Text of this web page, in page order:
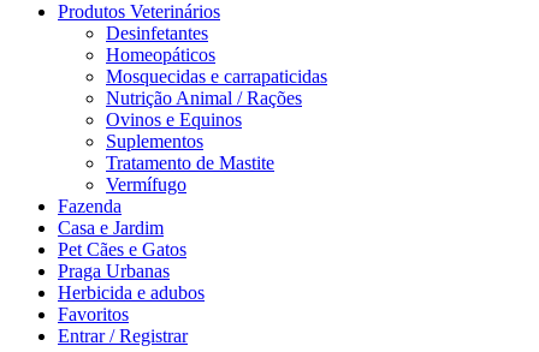
Produtos Veterinários
Desinfetantes
Homeopáticos
Mosquecidas e carrapaticidas
Nutrição Animal / Rações
Ovinos e Equinos
Suplementos
Tratamento de Mastite
Vermífugo
Fazenda
Casa e Jardim
Pet Cães e Gatos
Praga Urbanas
Herbicida e adubos
Favoritos
Entrar / Registrar